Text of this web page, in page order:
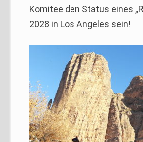
Komitee den Status eines
2028 in Los Angeles sein!